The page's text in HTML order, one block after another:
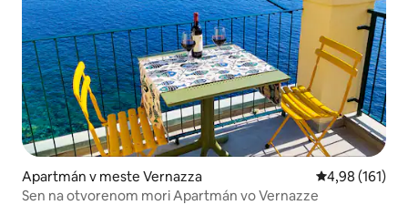
Apartmán v meste Vernazza Priemerné
4,98 (161)
Sen na otvorenom mori Apartmán vo Vernazze